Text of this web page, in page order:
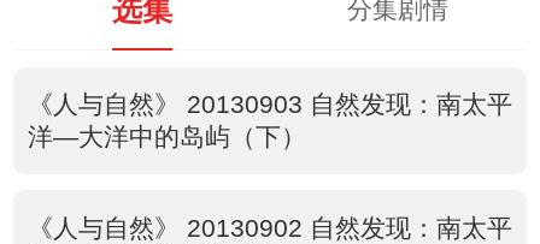
选集 分集剧情
《人与自然》 20130903 自然发现：南太平
洋—大洋中的岛屿（下）
《人与自然》 20130902 自然发现：南太平